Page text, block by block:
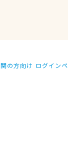
の方向け ログイン